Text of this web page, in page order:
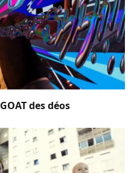
des déos